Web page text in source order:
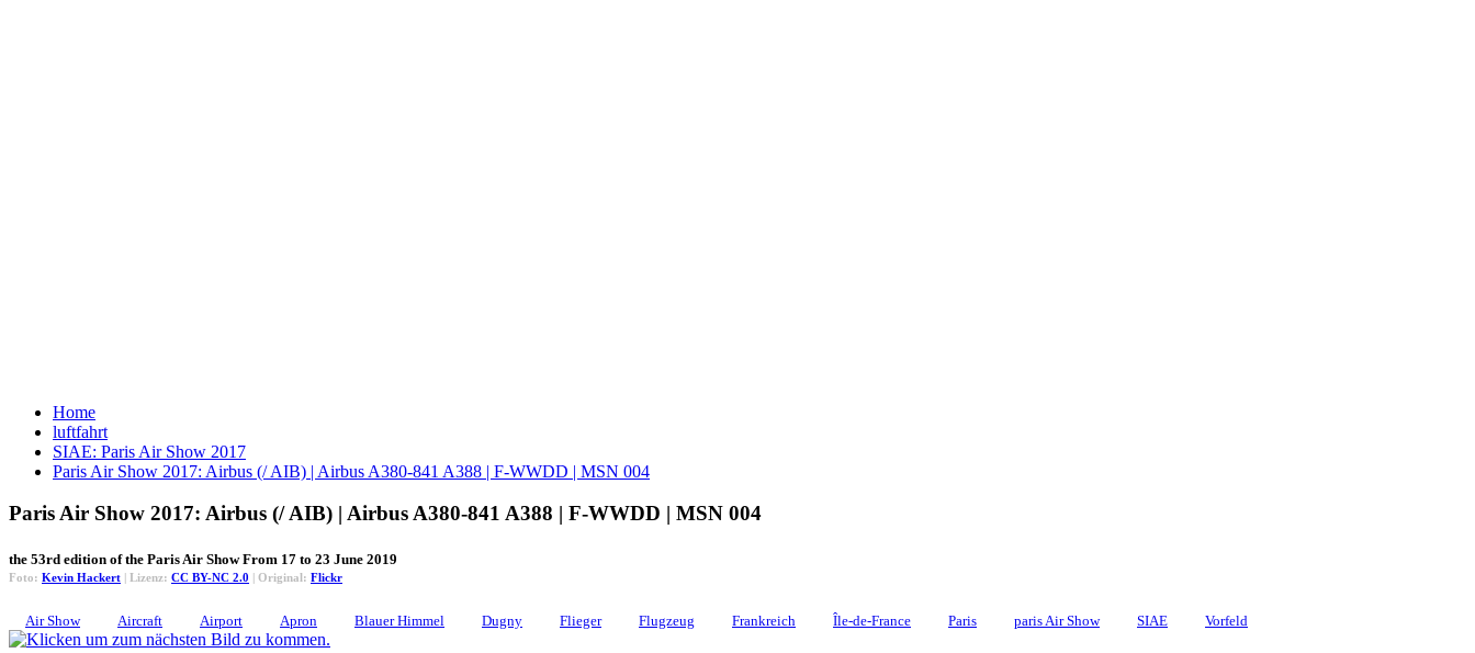
Home
luftfahrt
SIAE: Paris Air Show 2017
Paris Air Show 2017: Airbus (/ AIB) | Airbus A380-841 A388 | F-WWDD | MSN 004
Paris Air Show 2017: Airbus (/ AIB) | Airbus A380-841 A388 | F-WWDD | MSN 004
the 53rd edition of the Paris Air Show From 17 to 23 June 2019
Foto: Kevin Hackert | Lizenz: CC BY-NC 2.0 | Original: Flickr
Air Show Aircraft Airport Apron Blauer Himmel Dugny Flieger Flugzeug Frankreich Île-de-France Paris paris Air Show SIAE Vorfeld